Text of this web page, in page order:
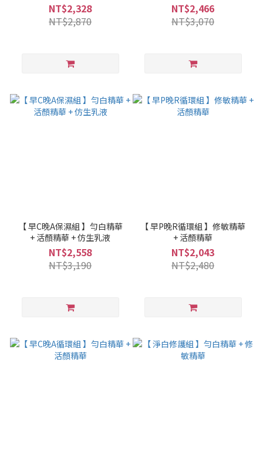
NT$2,328
NT$2,870
NT$2,466
NT$3,070
【 早C晚A保濕組 】勻白精華
+ 活顏精華 + 仿生乳液
NT$2,558
NT$3,190
【 早P晚R循環組 】修敏精華
+ 活顏精華
NT$2,043
NT$2,480